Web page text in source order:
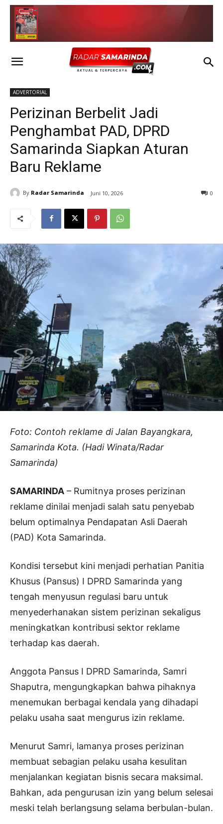
ADVERTORIAL
Perizinan Berbelit Jadi
Penghambat PAD, DPRD
Samarinda Siapkan Aturan
Baru Reklame
By Radar Samarinda Juni 10, 2026 0
Foto: Contoh reklame di Jalan Bayangkara,
Samarinda Kota. (Hadi Winata/Radar
Samarinda)
SAMARINDA – Rumitnya proses perizinan
reklame dinilai menjadi salah satu penyebab
belum optimalnya Pendapatan Asli Daerah
(PAD) Kota Samarinda.
Kondisi tersebut kini menjadi perhatian Panitia
Khusus (Pansus) I DPRD Samarinda yang
tengah menyusun regulasi baru untuk
menyederhanakan sistem perizinan sekaligus
meningkatkan kontribusi sektor reklame
terhadap kas daerah.
Anggota Pansus I DPRD Samarinda, Samri
Shaputra, mengungkapkan bahwa pihaknya
menemukan berbagai kendala yang dihadapi
pelaku usaha saat mengurus izin reklame.
Menurut Samri, lamanya proses perizinan
membuat sebagian pelaku usaha kesulitan
menjalankan kegiatan bisnis secara maksimal.
Bahkan, ada pengurusan izin yang belum selesai
meski telah berlangsung selama berbulan-bulan.